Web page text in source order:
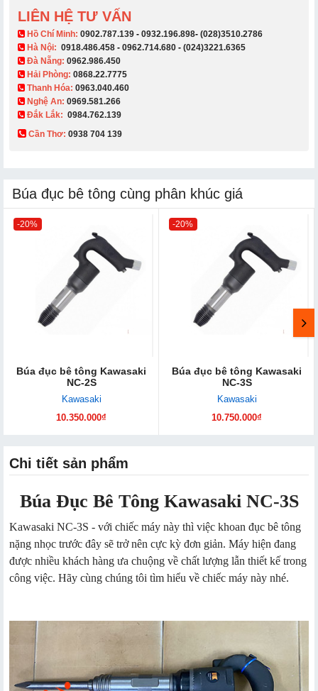
LIÊN HỆ TƯ VẤN
​ Hồ Chí Minh: 0902.787.139 - 0932.196.898- (028)3510.2786
Hà Nội: 0918.486.458 - 0962.714.680 - (024)3221.6365
Đà Nẵng: 0962.986.450
Hải Phòng: 0868.22.7775
Thanh Hóa: 0963.040.460
Nghệ An: 0969.581.266
Đắk Lắk: 0984.762.139
Cần Thơ: 0938 704 139​
Búa đục bê tông cùng phân khúc giá
-20%
Búa đục bê tông Kawasaki
NC-2S
Kawasaki
10.350.000₫
-20%
Búa đục bê tông Kawasaki
NC-3S
Kawasaki
10.750.000₫
Chi tiết sản phẩm
Búa Đục Bê Tông Kawasaki NC-3S
Kawasaki NC-3S - với chiếc máy này thì việc khoan đục bê tông
nặng nhọc trước đây sẽ trở nên cực kỳ đơn giản. Máy hiện đang
được nhiều khách hàng ưa chuộng về chất lượng lẫn thiết kế trong
công việc. Hãy cùng chúng tôi tìm hiểu về chiếc máy này nhé.